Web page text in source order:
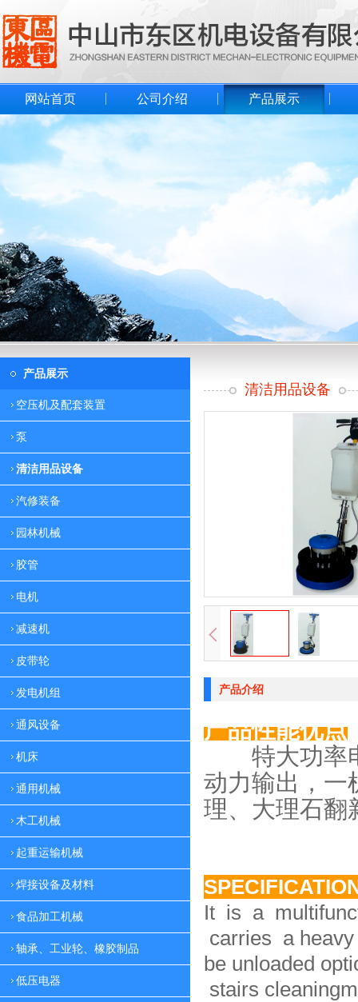
网站首页 公司介绍 产品展示
产品展示
空压机及配套装置
泵
清洁用品设备
汽修装备
园林机械
胶管
电机
减速机
皮带轮
发电机组
通风设备
机床
通用机械
木工机械
起重运输机械
焊接设备及材料
食品加工机械
轴承、工业轮、橡胶制品
低压电器
清洁用品设备
产品介绍
产品性能优点
特大功率电
动力输出，一
理、大理石翻
It is a
carries a
be unloaded
stairs